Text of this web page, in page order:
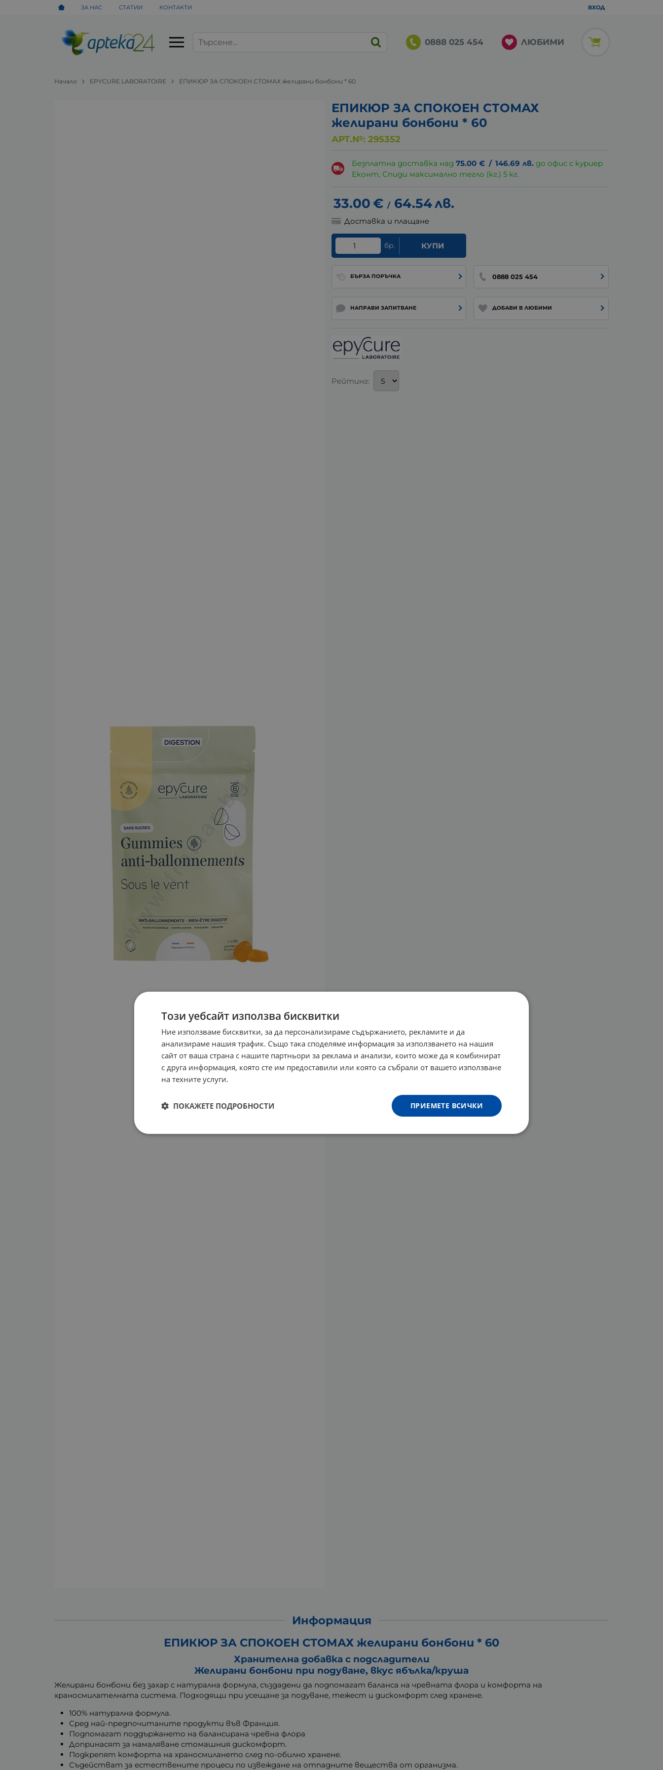
ЗА НАС СТАТИИ КОНТАКТИ ВХОД
0888 025 454 ЛЮБИМИ
Начало EPYCURE LABORATOIRE ЕПИКЮР ЗА СПОКОЕН СТОМАХ желирани бонбони * 60
ЕПИКЮР ЗА СПОКОЕН СТОМАХ
желирани бонбони * 60
АРТ.№: 295352
Безплатна доставка над75.00 € / 146.69 лв. до офис с куриер
Еконт, Спиди максимално тегло (кг.) 5 кг.
33.00€ / 64.54лв.
Доставка и плащане
бр. КУПИ
БЪРЗА ПОРЪЧКА 0888 025 454
НАПРАВИ ЗАПИТВАНЕ ДОБАВИ В ЛЮБИМИ
Рейтинг:
Информация
ЕПИКЮР ЗА СПОКОЕН СТОМАХ желирани бонбони * 60
Хранителна добавка с подсладители
Желирани бонбони при подуване, вкус ябълка/круша
Желирани бонбони без захар с натурална формула, създадени да подпомагат баланса на чревната флора и комфорта на
храносмилателната система. Подходящи при усещане за подуване, тежест и дискомфорт след хранене.
100% натурална формула.
Сред най-предпочитаните продукти във Франция.
Подпомагат поддържането на балансирана чревна флора
Допринасят за намаляване стомашния дискомфорт.
Подкрепят комфорта на храносмилането след по-обилно хранене.
Съдействат за естествените процеси по извеждане на отпадните вещества от организма.
Този уебсайт използва бисквитки
Ние използваме бисквитки, за да персонализираме съдържанието, рекламите и да
анализираме нашия трафик. Също така споделяме информация за използването на нашия
сайт от ваша страна с нашите партньори за реклама и анализи, които може да я комбинират
с друга информация, която сте им предоставили или която са събрали от вашето използване
на техните услуги.
ПРИЕМЕТЕ ВСИЧКИ
ПОКАЖЕТЕ ПОДРОБНОСТИ